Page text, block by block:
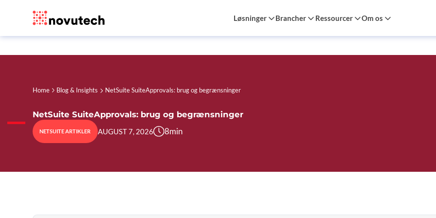
Løsninger Brancher Ressourcer Om os
Home Blog & Insights NetSuite SuiteApprovals: brug og begrænsninger
NetSuite SuiteApprovals: brug og begrænsninger
NETSUITE ARTIKLER AUGUST 7, 2026 8min